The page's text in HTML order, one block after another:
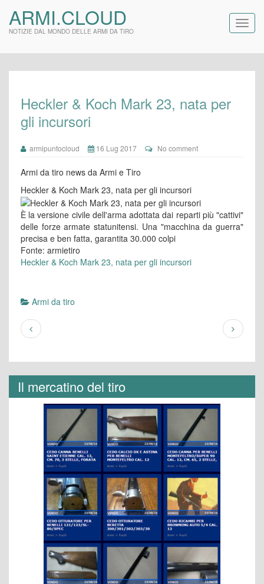
ARMI.CLOUD
NOTIZIE DAL MONDO DELLE ARMI DA TIRO
Heckler & Koch Mark 23, nata per
gli incursori
armipuntocloud 16 Lug 2017 No comment
Armi da tiro news da Armi e Tiro
Heckler & Koch Mark 23, nata per gli incursori
È la versione civile dell'arma adottata dai reparti più "cattivi"
delle forze armate statunitensi. Una "macchina da guerra"
precisa e ben fatta, garantita 30.000 colpi
Fonte: armietiro
Heckler & Koch Mark 23, nata per gli incursori
Armi da tiro
Il mercatino del tiro